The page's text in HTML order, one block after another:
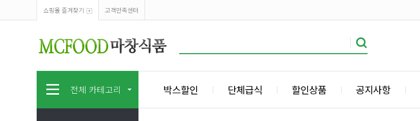
쇼핑몰 즐겨찾기 고객만족센터
전체 카테고리 박스할인 단체급식 할인상품 공지사항